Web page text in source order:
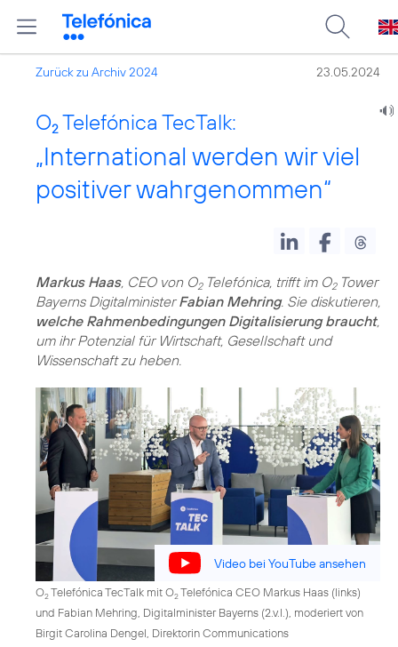
Zurück zu Archiv 2024 23.05.2024
O2 Telefónica TecTalk:
„International werden wir viel
positiver wahrgenommen“
Markus Haas, CEO von O2Telefónica, trifft im O2Tower
Bayerns DigitalministerFabian Mehring. Sie diskutieren,
welche Rahmenbedingungen Digitalisierung braucht,
um ihr Potenzial für Wirtschaft, Gesellschaft und
Wissenschaft zu heben.
Video bei YouTube ansehen
O2Telefónica TecTalk mit O2Telefónica CEO Markus Haas (links)
und Fabian Mehring, Digitalminister Bayerns (2.v.l.), moderiert von
Birgit Carolina Dengel, Direktorin Communications